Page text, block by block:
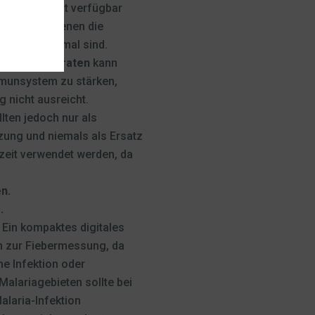
Wasser nicht verfügbar
in denen die
nicht optimal sind.
kann
zu stärken,
nicht ausreicht.
jedoch nur als
und niemals als Ersatz
verwendet werden, da
Ein kompaktes digitales
Fiebermessung, da
Infektion oder
sollte bei
Infektion